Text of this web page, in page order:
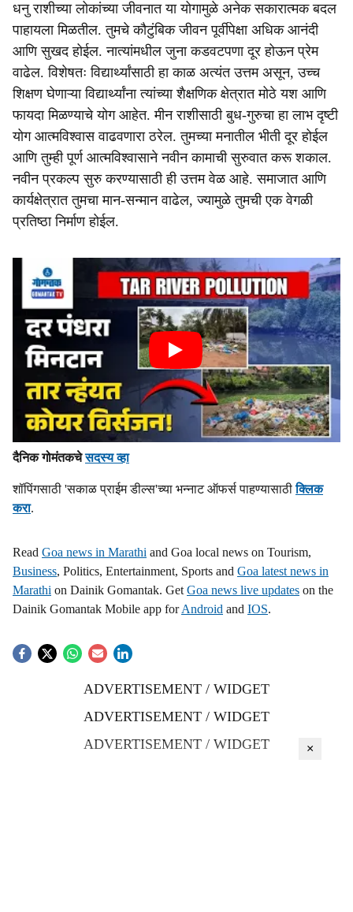
धनु राशीच्या लोकांच्या जीवनात या योगामुळे अनेक सकारात्मक बदल
पाहायला मिळतील. तुमचे कौटुंबिक जीवन पूर्वीपेक्षा अधिक आनंदी
आणि सुखद होईल. नात्यांमधील जुना कडवटपणा दूर होऊन प्रेम
वाढेल. विशेषतः विद्यार्थ्यांसाठी हा काळ अत्यंत उत्तम असून, उच्च
शिक्षण घेणाऱ्या विद्यार्थ्यांना त्यांच्या शैक्षणिक क्षेत्रात मोठे यश आणि
फायदा मिळण्याचे योग आहेत. मीन राशीसाठी बुध-गुरुचा हा लाभ दृष्टी
योग आत्मविश्वास वाढवणारा ठरेल. तुमच्या मनातील भीती दूर होईल
आणि तुम्ही पूर्ण आत्मविश्वासाने नवीन कामाची सुरुवात करू शकाल.
नवीन प्रकल्प सुरु करण्यासाठी ही उत्तम वेळ आहे. समाजात आणि
कार्यक्षेत्रात तुमचा मान-सन्मान वाढेल, ज्यामुळे तुमची एक वेगळी
प्रतिष्ठा निर्माण होईल.
दैनिक गोमंतकचेसदस्य व्हा
शॉपिंगसाठी 'सकाळ प्राईम डील्स'च्या भन्नाट ऑफर्स पाहण्यासाठीक्लिक
करा.
Read Goa news in Marathi and Goa local news on Tourism,
Business, Politics, Entertainment, Sports and Goa latest news in
Marathi on Dainik Gomantak. Get Goa news live updates on the
Dainik Gomantak Mobile app forAndroid and IOS.
ADVERTISEMENT / WIDGET
ADVERTISEMENT / WIDGET
ADVERTISEMENT / WIDGET
×